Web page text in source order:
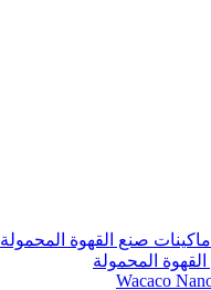
ماكينات صنع القهوة المحمولة